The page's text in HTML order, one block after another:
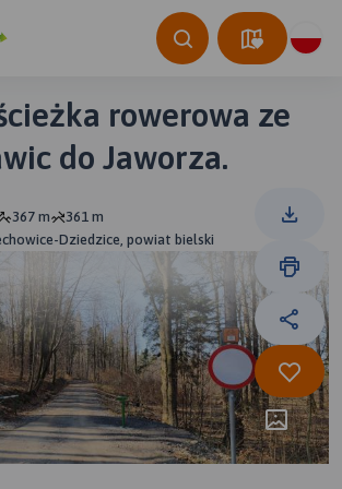
rowerowa ze
do Jaworza.
367 m
361 m
Dziedzice, powiat bielski